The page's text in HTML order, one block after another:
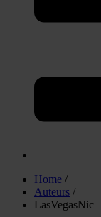
Home /
Auteurs /
LasVegasNic